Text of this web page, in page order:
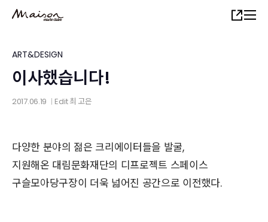
content
Share
ART&DESIGN
이사했습니다!
2017.06.19 Edit최 고은
다양한 분야의 젊은 크리에이터들을 발굴,
지원해온 대림문화재단의 디프로젝트 스페이스
구슬모아당구장이 더욱 넓어진 공간으로 이전했다.